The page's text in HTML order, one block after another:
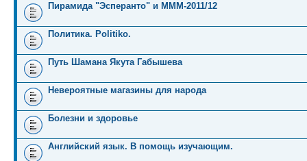
Пирамида "Эсперанто" и MMM-2011/12
Политика. Politiko.
Путь Шамана Якута Габышева
Невероятные магазины для народа
Болезни и здоровье
Английский язык. В помощь изучающим.